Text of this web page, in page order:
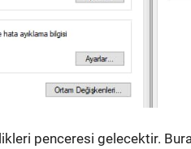
penceresi gelecektir.